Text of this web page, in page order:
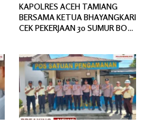
KAPOLRES ACEH TAMIANG
BERSAMA KETUA BHAYANGKARI
CEK PEKERJAAN 30 SUMUR BOR